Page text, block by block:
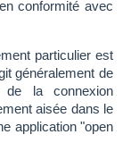
conformité avec
particulier est
généralement de
la connexion
aisée dans le
application "open